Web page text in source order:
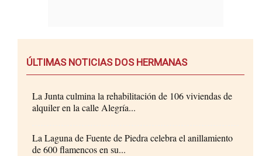
ÚLTIMAS NOTICIAS DOS HERMANAS
La Junta culmina la rehabilitación de 106 viviendas de
alquiler en la calle Alegría...
La Laguna de Fuente de Piedra celebra el anillamiento
de 600 flamencos en su...